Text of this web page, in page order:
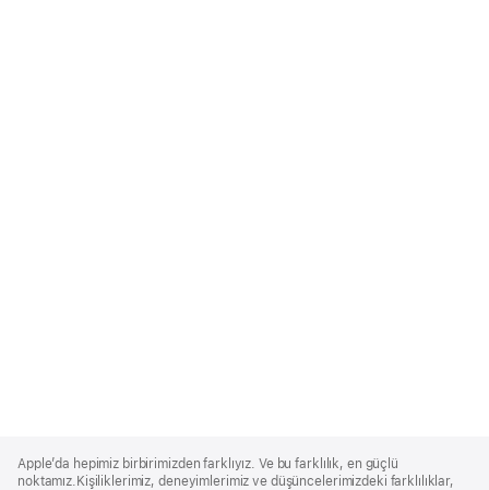
Footer
Apple’da hepimiz birbirimizden farklıyız. Ve bu farklılık, en güçlü
noktamız.Kişiliklerimiz, deneyimlerimiz ve düşüncelerimizdeki farklılıklar,